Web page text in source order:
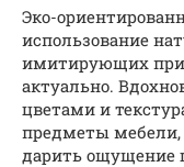
Эко-
использование
имитирующих
актуально.
цветами и
предметы мебели,
дарить ощущение